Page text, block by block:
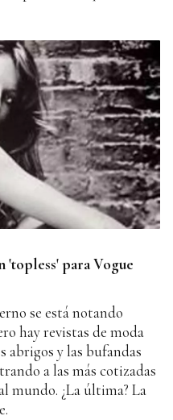
'topless' para Vogue
se está notando
hay revistas de moda
abrigos y las bufandas
a las más cotizadas
mundo. ¿La última? La